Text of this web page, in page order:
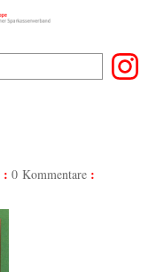
0 Kommentare